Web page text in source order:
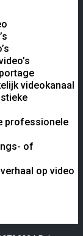
videokanaal
professionele
of
op video